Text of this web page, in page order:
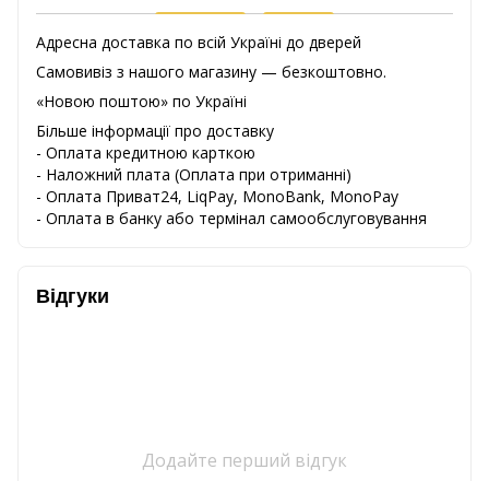
Адресна доставка по всій Україні до дверей
Самовивіз з нашого магазину — безкоштовно.
«Новою поштою» по Україні
Більше інформації про доставку
- Оплата кредитною карткою
- Наложний плата (Оплата при отриманні)
- Оплата Приват24, LiqPay, MonoBank, MonoPay
- Оплата в банку або термінал самообслуговування
Відгуки
Додайте перший відгук